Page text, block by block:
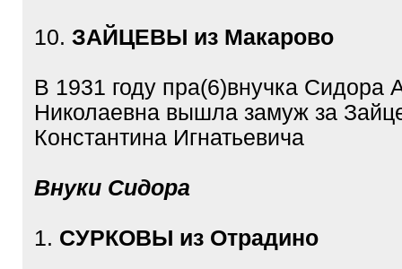
10. ЗАЙЦЕВЫ из Макарово
В 1931 году пра(6)внучка Сидора
Николаевна вышла замуж за
Константина Игнатьевича
Внуки Сидора
1. СУРКОВЫ из Отрадино